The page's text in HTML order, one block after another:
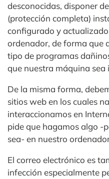
desconocidas, disponer
(protección completa)
configurado y
ordenador, de forma que
tipo de programas
que nuestra máquina sea
De la misma forma,
sitios web en los cuales
interaccionamos en
pide que hagamos algo -
sea- en nuestro
El correo electrónico es
infección especialmente